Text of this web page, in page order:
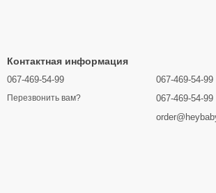
Контактная информация
067-469-54-99
Перезвонить вам?
067-469-54-99
067-469-54-99